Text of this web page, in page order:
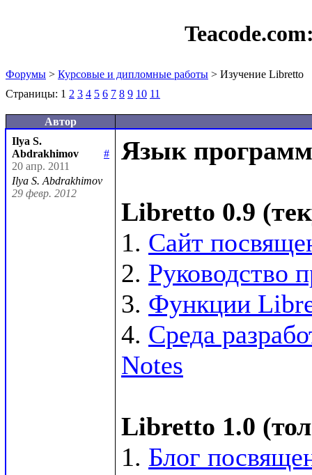
Форумы > Курсовые и дипломные работы > Изучение Libretto
Страницы: 1 2 3 4 5 6 7 8 9 10 11
Автор
Ilya S.
Abdrakhimov
#
20 апр. 2011
Ilya S. Abdrakhimov
29 февр. 2012
Язык
Libretto 0.9
1. Сайт
2. Руководство
3. Функции
4. Среда
Notes
Libretto 1.0
1. Блог